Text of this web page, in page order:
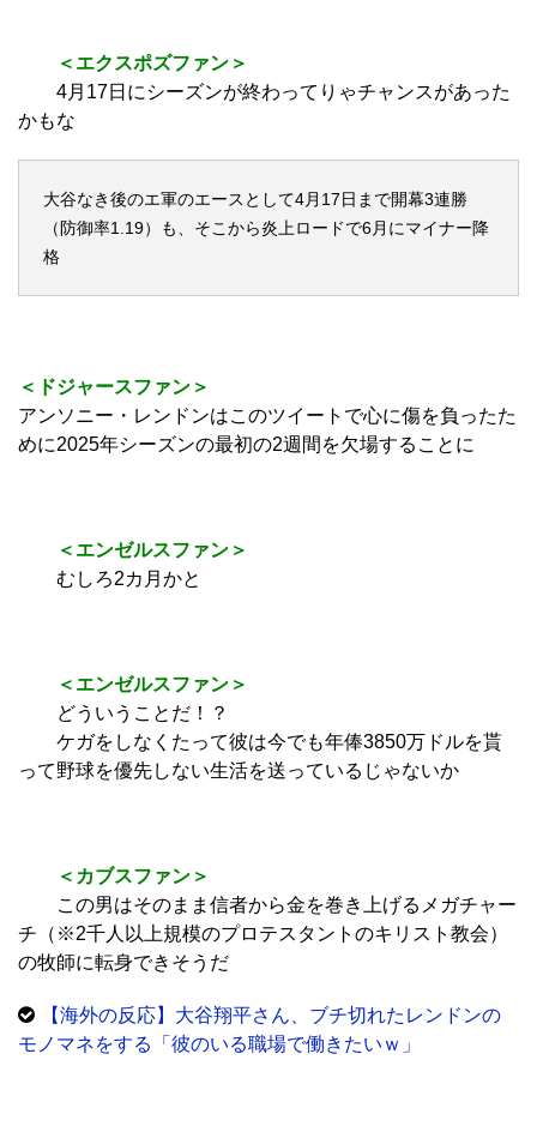
＜エクスポズファン＞
4月17日にシーズンが終わってりゃチャンスがあった
かもな
大谷なき後のエ軍のエースとして4月17日まで開幕3連勝
（防御率1.19）も、そこから炎上ロードで6月にマイナー降
格
＜ドジャースファン＞
アンソニー・レンドンはこのツイートで心に傷を負ったた
めに2025年シーズンの最初の2週間を欠場することに
＜エンゼルスファン＞
むしろ2カ月かと
＜エンゼルスファン＞
どういうことだ！？
ケガをしなくたって彼は今でも年俸3850万ドルを貰
って野球を優先しない生活を送っているじゃないか
＜カブスファン＞
この男はそのまま信者から金を巻き上げるメガチャー
チ（※2千人以上規模のプロテスタントのキリスト教会）
の牧師に転身できそうだ
【海外の反応】大谷翔平さん、ブチ切れたレンドンの
モノマネをする「彼のいる職場で働きたいｗ」